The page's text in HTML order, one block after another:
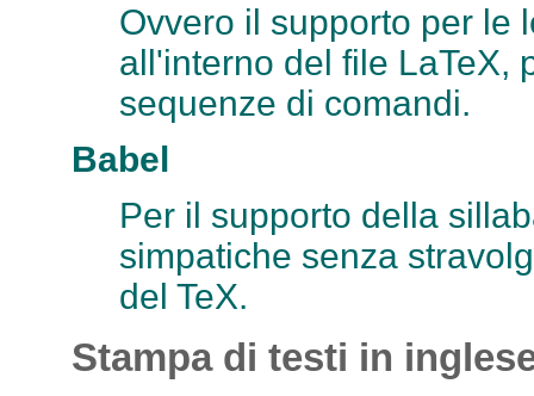
Ovvero il supporto per le
all'interno del file LaTeX,
sequenze di comandi.
Babel
Per il supporto della
simpatiche senza
del TeX.
Stampa di testi in